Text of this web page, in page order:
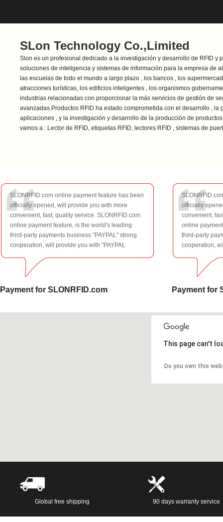
SLon Technology Co.,Limited
Slon es un profesional dedicado a la investigación y desarrollo de RFID y
soluciones de inteligencia y sistemas de información para la empresa de
las escuelas de todo el mundo a largo plazo , los bancos , los
atracciones turísticas, los edificios inteligentes , los organismos
industrias relacionadas con proporcionar la más servicios de gestión de
avanzadas.Productos RFID ha estado comprometida con el desarrollo , la
aplicaciones , y la investigación y desarrollo de la producción de
vamos a : Lector de RFID, etiquetas RFID, lectores RFID , sistemas de
de 3 días para presentar soluciones personalizadas que permiten a las
convertirse en el mejor socio para nuestros clientes. En 2012, la empresa
millones para completar la construcción de una nueva base de
detalle de la producción hagan cumplir estrictamente el sistema de
ISO9001 para garantizar que los clientes exigen calidad y oportunidad , la
Ministerio de Industria de la Información , Zhongshan de China
Universidad China de Tecnología y otras instituciones de investigación
buena relación de cooperación, tecnología de la información , control
tecnologías de sensores electromecánicos se combinan para mantener el
liderazgo tecnológico.Desarrollo futuro del negocio implicará más nuevos
Fortalecer el Grupo en Hong Kong , China continental y el plomo en el
desafíos! Profundamente gracias todo el apoyo y atención a las personas
SLONRFID.com online payment feature has been
officially opened, will provide you with more
convenient, fast, quality service. SLONRFID.com
online payment feature, is the world's leading
third-party payments business "PAYPAL" strong
cooperation, will provide you with "PAYPAL
Payment for SLONRFID.com
officially
convenient,
online
third-party
cooperation,
Payment for
This page can't
Do you own this
Global free shipping 90 days warranty service